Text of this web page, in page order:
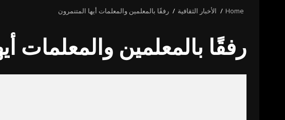
Home الأخبار الثقافية رفقًا بالمعلمين والمعلمات أيها المتنمرون
رفقًا بالمعلمين والمعلمات